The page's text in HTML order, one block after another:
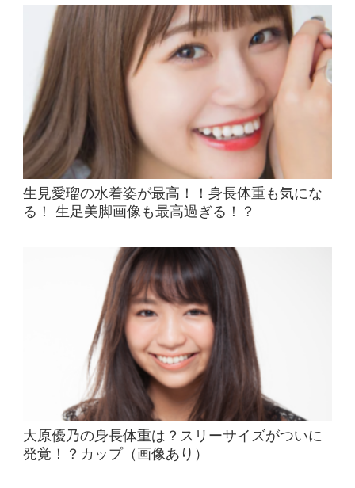
生見愛瑠の水着姿が最高！！身長体重も気にな
る！ 生足美脚画像も最高過ぎる！？
大原優乃の身長体重は？スリーサイズがついに
発覚！？カップ（画像あり）